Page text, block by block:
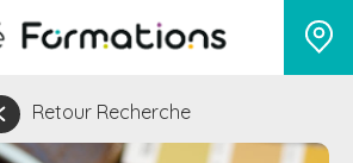
Retour Recherche